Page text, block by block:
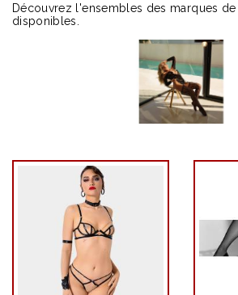
Découvrez l'ensembles des marques
disponibles.